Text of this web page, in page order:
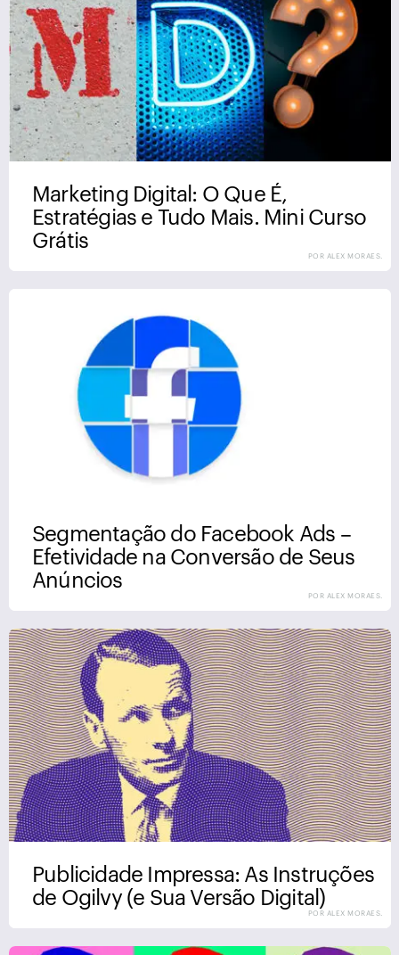
Marketing Digital: O Que É,
Estratégias e Tudo Mais. Mini Curso
Grátis
POR ALEX MORAES.
Segmentação do Facebook Ads –
Efetividade na Conversão de Seus
Anúncios
POR ALEX MORAES.
Publicidade Impressa: As Instruções
de Ogilvy (e Sua Versão Digital)
POR ALEX MORAES.